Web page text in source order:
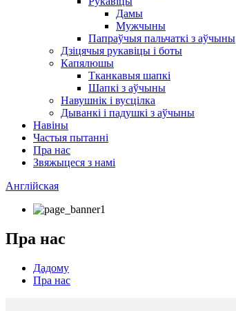
Дамы
Мужчыны
Папраўчыя пальчаткі з аўчыны
Дзіцячыя рукавіцы і боты
Капялюшы
Тканкавыя шапкі
Шапкі з аўчыны
Навушнік і вусцілка
Дыванкі і падушкі з аўчыны
Навіны
Частыя пытанні
Пра нас
Звяжыцеся з намі
Англійская
Пра нас
Дадому
Пра нас